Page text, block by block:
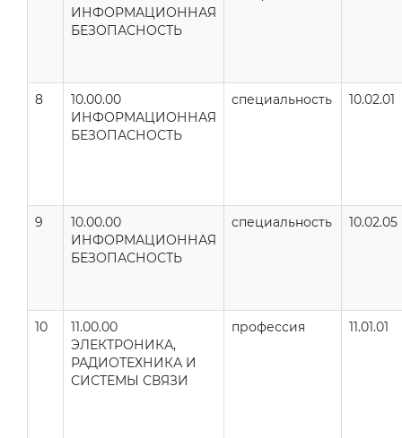
ИНФОРМАЦИОННАЯ
БЕЗОПАСНОСТЬ
8
10.00.00
ИНФОРМАЦИОННАЯ
БЕЗОПАСНОСТЬ
специальность 10.02.01
9
10.00.00
ИНФОРМАЦИОННАЯ
БЕЗОПАСНОСТЬ
специальность 10.02.05
10
11.00.00
ЭЛЕКТРОНИКА,
РАДИОТЕХНИКА И
СИСТЕМЫ СВЯЗИ
профессия 11.01.01